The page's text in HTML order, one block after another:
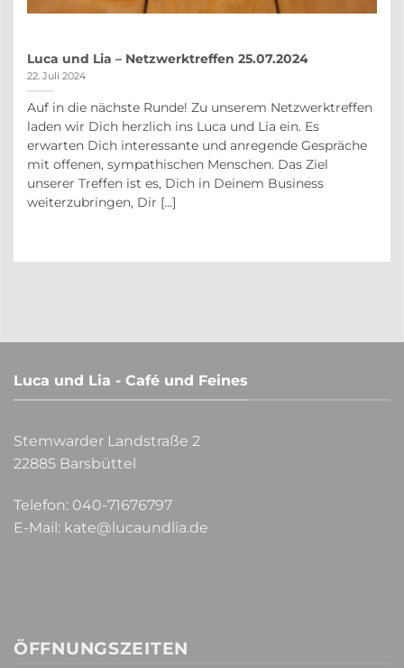
Luca und Lia – Netzwerktreffen 25.07.2024
22. Juli 2024
Auf in die nächste Runde! Zu unserem Netzwerktreffen
laden wir Dich herzlich ins Luca und Lia ein. Es
erwarten Dich interessante und anregende Gespräche
mit offenen, sympathischen Menschen. Das Ziel
unserer Treffen ist es, Dich in Deinem Business
weiterzubringen, Dir [...]
Luca und Lia - Café und Feines
Stemwarder Landstraße 2
22885 Barsbüttel
Telefon: 040-71676797
E-Mail: kate@lucaundlia.de
ÖFFNUNGSZEITEN